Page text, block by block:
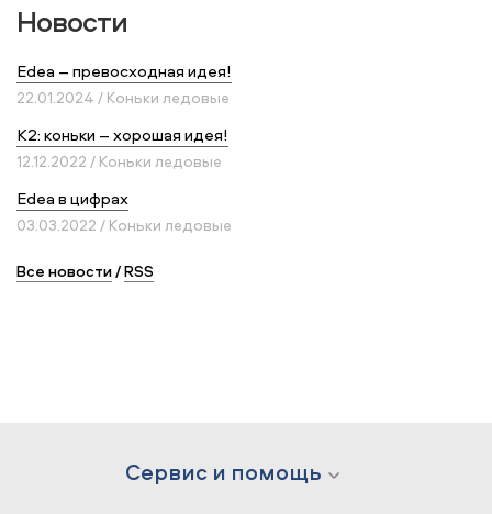
Новости
Edea – превосходная идея!
22.01.2024 / Коньки ледовые
K2: коньки – хорошая идея!
12.12.2022 / Коньки ледовые
Edea в цифрах
03.03.2022 / Коньки ледовые
Все новости/RSS
Сервис и помощь